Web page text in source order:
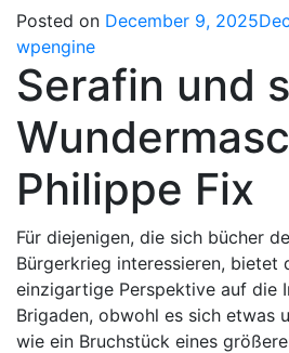
Posted on December 9, 2025
wpengine
Serafin und
Philippe Fix
Für diejenigen, die sich bücher
Bürgerkrieg interessieren, bietet
einzigartige Perspektive auf die
Brigaden, obwohl es sich etwas
wie ein Bruchstück eines